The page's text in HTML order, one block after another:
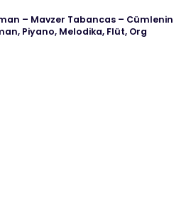
– Mavzer Tabancas – Cümlenin
Piyano, Melodika, Flüt, Org